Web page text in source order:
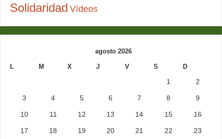
Solidaridad Vídeos
agosto 2026
L M X J V S D
1 2
3 4 5 6 7 8 9
10 11 12 13 14 15 16
17 18 19 20 21 22 23